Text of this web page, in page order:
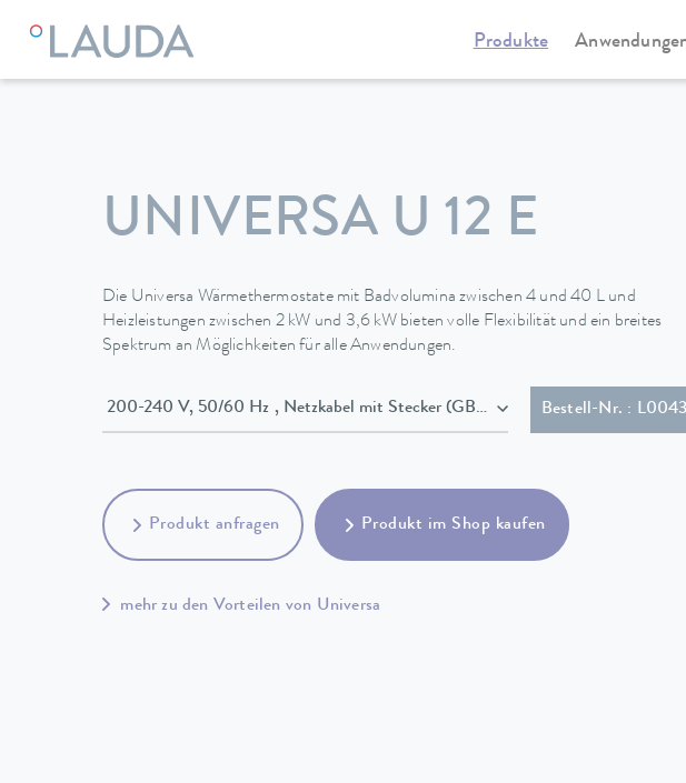
Produkte
LAUDA Temperiergeräte Wärmethermostate Universa
UNIVERSA U 12 E
Die Universa Wärmethermostate mit Badvolumina zwischen 4 und 40 L und
Heizleistungen zwischen 2 kW und 3,6 kW bieten volle Flexibilität und ein breites
Spektrum an Möglichkeiten für alle Anwendungen.
200-240 V, 50/60 Hz , Netzkabel mit Stecker (GB2099, 15934)Bestell-Nr. :
Produkt anfragen Produkt im Shop kaufen
mehr zu den Vorteilen von Universa